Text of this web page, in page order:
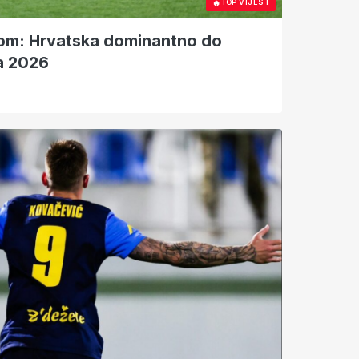
🔥 TOP VIJEST
Hrvatska dominantno do
2026